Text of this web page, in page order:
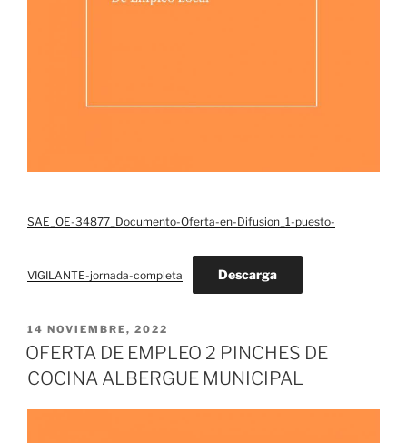
SAE_OE-34877_Documento-Oferta-en-Difusion_1-puesto-
VIGILANTE-jornada-completa Descarga
PUBLICADO
EL
14 NOVIEMBRE, 2022
OFERTA DE EMPLEO 2 PINCHES DE
COCINA ALBERGUE MUNICIPAL